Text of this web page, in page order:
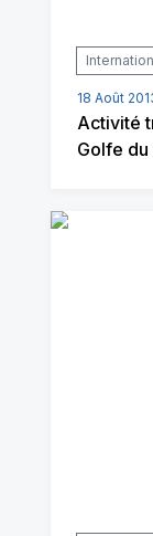
18 Août
Activité
Golfe